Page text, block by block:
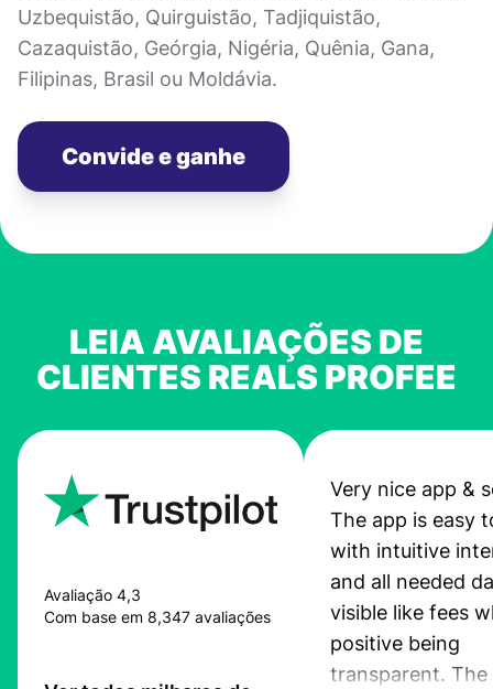
Uzbequistão, Quirguistão, Tadjiquistão,
Cazaquistão, Geórgia, Nigéria, Quênia, Gana,
Filipinas, Brasil ou Moldávia.
Convide e ganhe
LEIA AVALIAÇÕES DE
CLIENTES REALS PROFEE
Avaliação 4,3
Com base em 8,347 avaliações
Very nice app &
The app is easy
with intuitive
and all needed
visible like fees
positive being
transparent. The